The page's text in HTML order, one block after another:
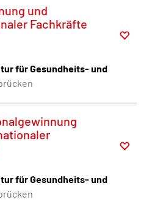
und
Fachkräfte
für Gesundheits- und
für Gesundheits- und